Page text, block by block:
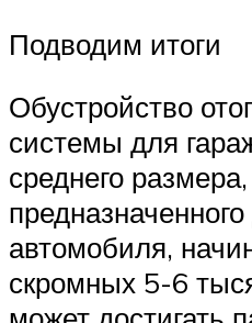
Подводим итоги
Обустройство
системы для
среднего размера,
автомобиля,
скромных 5-6